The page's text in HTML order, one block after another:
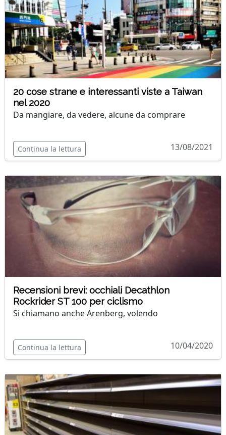
20 cose strane e interessanti viste a Taiwan
nel 2020
Da mangiare, da vedere, alcune da comprare
Continua la lettura 13/08/2021
Recensioni brevi: occhiali Decathlon
Rockrider ST 100 per ciclismo
Si chiamano anche Arenberg, volendo
Continua la lettura 10/04/2020